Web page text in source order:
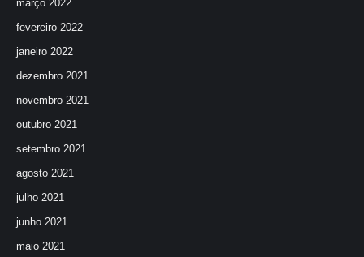
março 2022
fevereiro 2022
janeiro 2022
dezembro 2021
novembro 2021
outubro 2021
setembro 2021
agosto 2021
julho 2021
junho 2021
maio 2021